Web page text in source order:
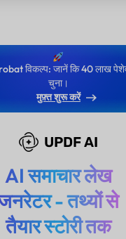
विकल्प: जानें कि 40 लाख
चुना।
मुफ़्त शुरू करें
UPDF AI
AI समाचार लेख
- तथ्यों से
तैयार स्टोरी तक